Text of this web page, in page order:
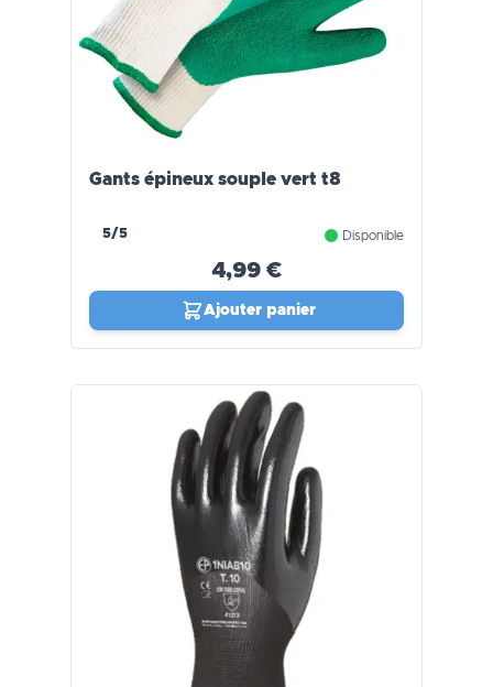
Gants épineux souple vert t8
5/5 Disponible
4,99 €
Ajouter panier